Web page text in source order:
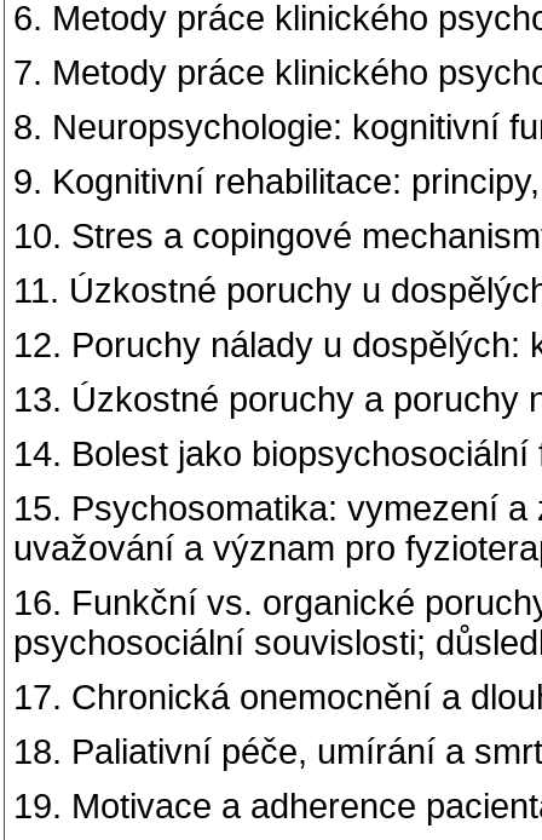
6. Metody práce klinického
7. Metody práce klinického
8. Neuropsychologie: kognitivní
9. Kognitivní rehabilitace:
10. Stres a copingové
11. Úzkostné poruchy u
12. Poruchy nálady u
13. Úzkostné poruchy a poruchy
14. Bolest jako
15. Psychosomatika: vymezení
uvažování a význam pro
16. Funkční vs. organické
psychosociální souvislosti;
17. Chronická onemocnění a
18. Paliativní péče, umírání a
19. Motivace a adherence